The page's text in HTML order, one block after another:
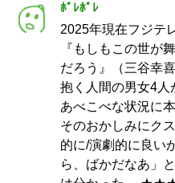
ﾎﾟﾚﾎﾟﾚ
2025年現在フジテ
『もしもこの世が
だろう』（三谷幸
抱く人間の男女4人
あべこべな状況に
そのおかしみにク
的に/演劇的に良い
ら、ばかだなあ」